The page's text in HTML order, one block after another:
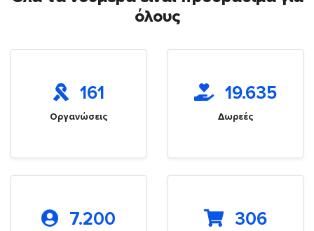
όλους
161
Οργανώσεις
19.635
Δωρεές
7.200 306